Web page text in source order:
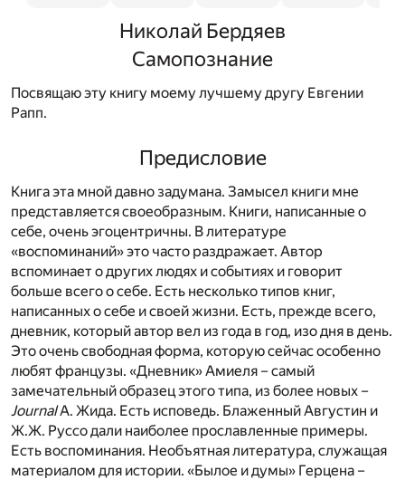
Николай Бердяев
Самопознание
Посвящаю эту книгу моему лучшему другу Евгении
Рапп.
Предисловие
Книга эта мной давно задумана. Замысел книги мне
представляется своеобразным. Книги, написанные о
себе, очень эгоцентричны. В литературе
«воспоминаний» это часто раздражает. Автор
вспоминает о других людях и событиях и говорит
больше всего о себе. Есть несколько типов книг,
написанных о себе и своей жизни. Есть, прежде всего,
дневник, который автор вел из года в год, изо дня в день.
Это очень свободная форма, которую сейчас особенно
любят французы. «Дневник» Амиеля – самый
замечательный образец этого типа, из более новых –
JournalА. Жида. Есть исповедь. Блаженный Августин и
Ж.Ж. Руссо дали наиболее прославленные примеры.
Есть воспоминания. Необъятная литература, служащая
материалом для истории. «Былое и думы» Герцена –